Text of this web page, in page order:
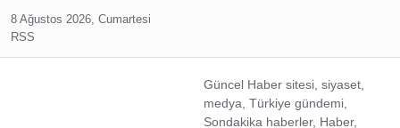
8 Ağustos 2026, Cumartesi
RSS
Güncel Haber sitesi, siyaset,
medya, Türkiye gündemi,
Sondakika haberler, Haber,